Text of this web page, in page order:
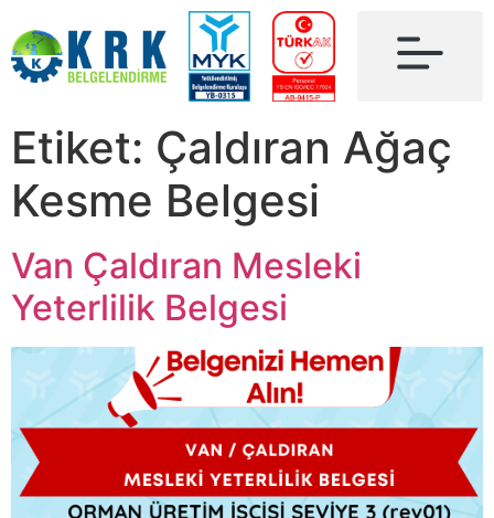
Etiket: Çaldıran Ağaç
Kesme Belgesi
Van Çaldıran Mesleki
Yeterlilik Belgesi